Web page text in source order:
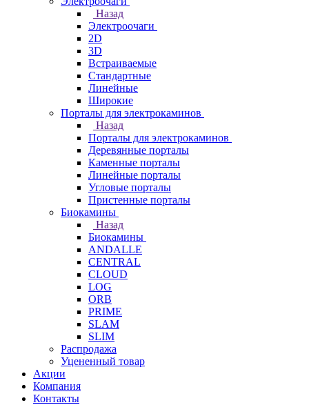
Назад
Электроочаги
2D
3D
Встраиваемые
Стандартные
Линейные
Широкие
Порталы для электрокаминов
Назад
Порталы для электрокаминов
Деревянные порталы
Каменные порталы
Линейные порталы
Угловые порталы
Пристенные порталы
Биокамины
Назад
Биокамины
ANDALLE
CENTRAL
CLOUD
LOG
ORB
PRIME
SLAM
SLIM
Распродажа
Уцененный товар
Акции
Компания
Контакты